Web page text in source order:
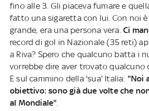
fino alle 3. Gli piaceva fumare e
fatto una sigaretta con lui. Con noi
grande, era una persona vera. Ci
record di gol in Nazionale (35 reti)
a Riva? Spero che qualcuno batta i
vorrebbe dire aver trovato qualcuno
E sul cammino della 'sua' Italia: "Noi
obiettivo: sono già due volte che
al Mondiale"